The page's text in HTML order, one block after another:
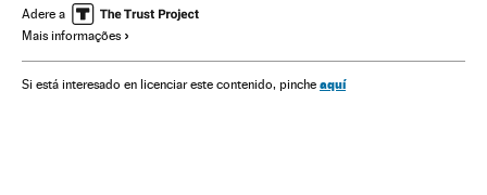
Rio de Janeiro Estado Rio de Janeiro
Cadeias televisão
América Latina América do Sul Televisão América
Adere a
Mais informações
Si está interesado en licenciar este contenido, pinche aquí